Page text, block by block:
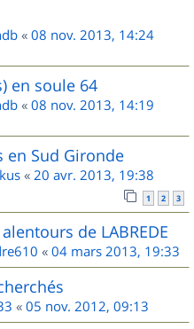
« 08 nov. 2013, 14:24
en soule 64
« 08 nov. 2013, 14:19
en Sud Gironde
« 20 avr. 2013, 19:38
1 2 3
de LABREDE
« 04 mars 2013, 19:33
« 05 nov. 2012, 09:13